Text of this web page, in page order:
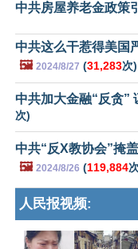
中共房屋养老金政策
中共这么干惹得美国
🖼️ 2024/8/27 (31,283次)
中共加大金融“反贪”
次)
中共“反X教协会”掩
🖼️ 2024/8/26 (119,884
人民报视频: